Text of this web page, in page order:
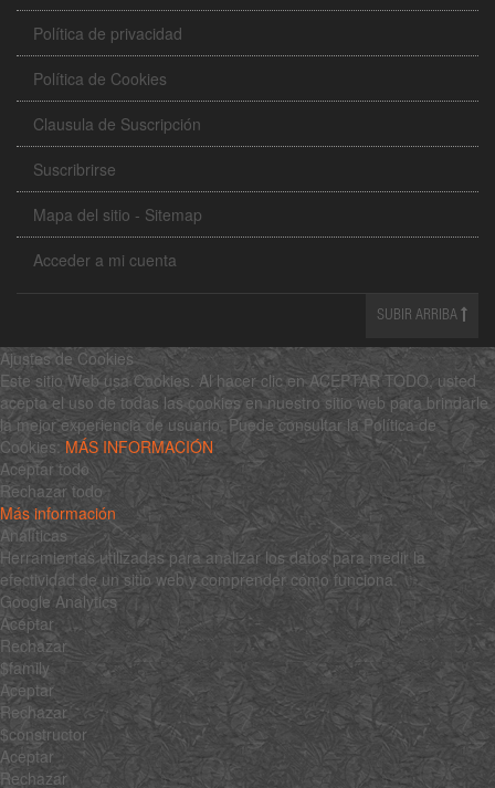
Política de privacidad
Política de Cookies
Clausula de Suscripción
Suscribrirse
Mapa del sitio - Sitemap
Acceder a mi cuenta
SUBIR ARRIBA
Ajustes de Cookies
Este sitio Web usa Cookies. Al hacer clic en ACEPTAR TODO, usted
acepta el uso de todas las cookies en nuestro sitio web para brindarle
la mejor experiencia de usuario. Puede consultar la Política de
Cookies: MÁS INFORMACIÓN
Aceptar todo
Rechazar todo
Más información
Analíticas
Herramientas utilizadas para analizar los datos para medir la
efectividad de un sitio web y comprender cómo funciona.
Google Analytics
Aceptar
Rechazar
$family
Aceptar
Rechazar
$constructor
Aceptar
Rechazar